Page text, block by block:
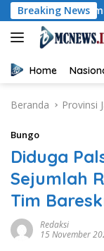
Langsung
ke
konten
Breaking News
Dimulai dari
Home
Beranda Provinsi
Bungo
Diduga
Sejumlah
Tim
Redaksi
15 November